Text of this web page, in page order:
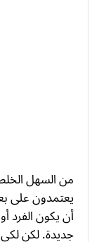
من السهل الخلط
يعتمدون على
أن يكون الفرد
جديدة. لكن